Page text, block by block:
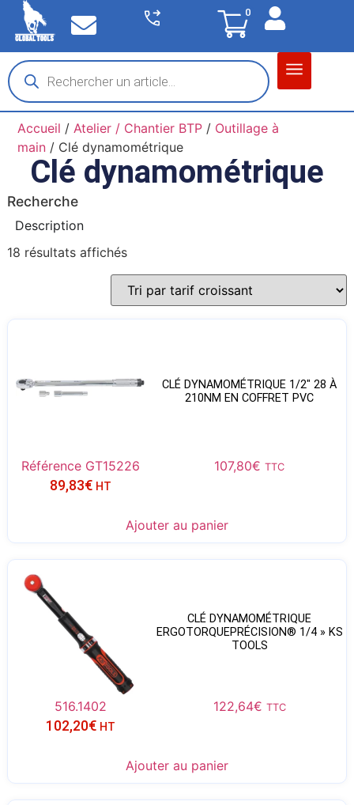
0
Accueil / Atelier / Chantier BTP / Outillage à
main / Clé dynamométrique
Clé dynamométrique
Recherche
Description
18 résultats affichés
CLÉ DYNAMOMÉTRIQUE 1/2″ 28 À
210NM EN COFFRET PVC
Référence GT15226 107,80€ TTC
89,83€ HT
Ajouter au panier
CLÉ DYNAMOMÉTRIQUE
ERGOTORQUEPRÉCISION® 1/4 » KS
TOOLS
516.1402 122,64€ TTC
102,20€ HT
Ajouter au panier